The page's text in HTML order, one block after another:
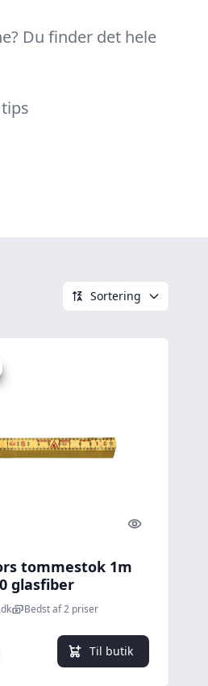
Du finder det hele
Sortering
Quick look
tommestok 1m
glasfiber
Bedst af 2 priser
Til butik